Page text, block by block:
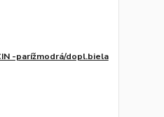
-parížmodrá/dopl.biela